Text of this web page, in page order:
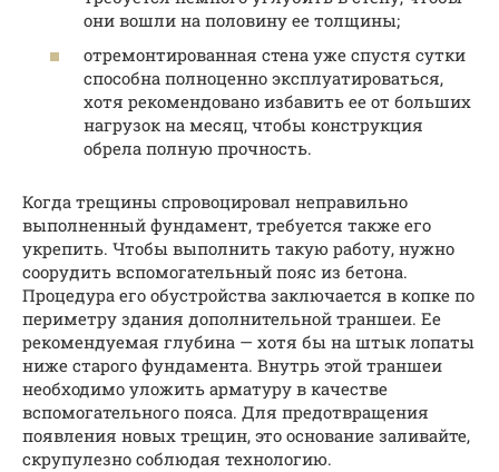
они вошли на половину ее толщины;
отремонтированная стена уже спустя сутки
способна полноценно эксплуатироваться,
хотя рекомендовано избавить ее от больших
нагрузок на месяц, чтобы конструкция
обрела полную прочность.
Когда трещины спровоцировал неправильно
выполненный фундамент, требуется также его
укрепить. Чтобы выполнить такую работу, нужно
соорудить вспомогательный пояс из бетона.
Процедура его обустройства заключается в копке по
периметру здания дополнительной траншеи. Ее
рекомендуемая глубина — хотя бы на штык лопаты
ниже старого фундамента. Внутрь этой траншеи
необходимо уложить арматуру в качестве
вспомогательного пояса. Для предотвращения
появления новых трещин, это основание заливайте,
скрупулезно соблюдая технологию.